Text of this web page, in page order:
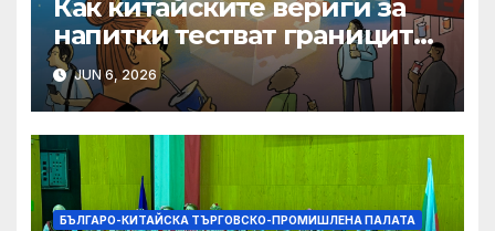
Как китайските вериги за
напитки тестват границите
на меката сила
JUN 6, 2026
БЪЛГАРО-КИТАЙСКА ТЪРГОВСКО-ПРОМИШЛЕНА ПАЛАТА